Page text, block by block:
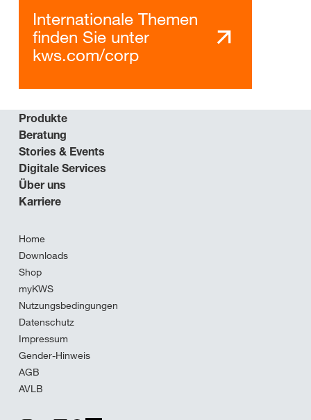
Internationale Themen
finden Sie unter
kws.com/corp
Produkte
Beratung
Stories & Events
Digitale Services
Über uns
Karriere
Home
Downloads
Shop
myKWS
Nutzungsbedingungen
Datenschutz
Impressum
Gender-Hinweis
AGB
AVLB